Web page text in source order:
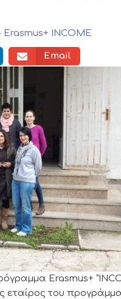
Erasmus+ INCOME
Email
Erasmus+
του